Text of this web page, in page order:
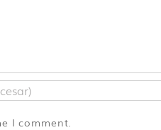
I comment.